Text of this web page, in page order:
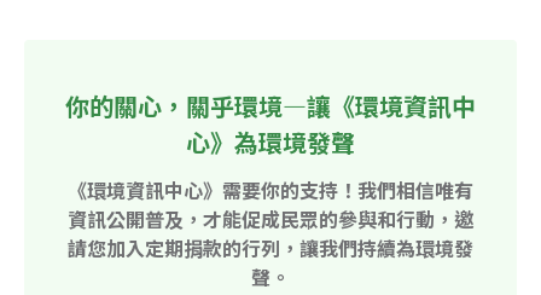
你的關心，關乎環境—讓《環境資訊中
心》為環境發聲
《環境資訊中心》需要你的支持！我們相信唯有
資訊公開普及，才能促成民眾的參與和行動，邀
請您加入定期捐款的行列，讓我們持續為環境發
聲。